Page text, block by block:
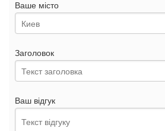
Ваше місто
Заголовок
Ваш відгук